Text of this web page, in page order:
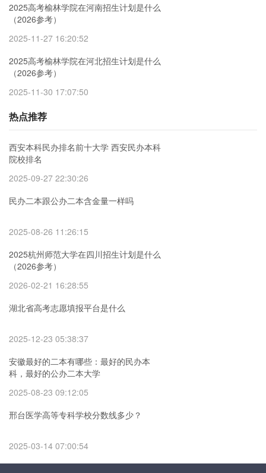
2025高考榆林学院在河南招生计划是什么
（2026参考）
2025-11-27 16:20:52
2025高考榆林学院在河北招生计划是什么
（2026参考）
2025-11-30 17:07:50
热点推荐
西安本科民办排名前十大学 西安民办本科
院校排名
2025-09-27 22:30:26
民办二本跟公办二本含金量一样吗
2025-08-26 11:26:15
2025杭州师范大学在四川招生计划是什么
（2026参考）
2026-02-21 16:28:55
湖北省高考志愿填报平台是什么
2025-12-23 05:38:37
安徽最好的二本有哪些：最好的民办本
科，最好的公办二本大学
2025-08-23 09:12:05
邢台医学高等专科学校分数线多少？
2025-03-14 07:00:54